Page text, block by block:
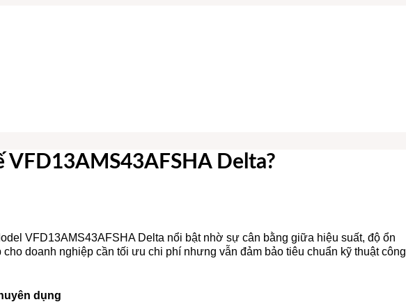
Delta?
VFD13AMS43AFSHA Delta nổi bật nhờ sự cân bằng giữa hiệu suất, độ ổn
doanh nghiệp cần tối ưu chi phí nhưng vẫn đảm bảo tiêu chuẩn kỹ thuật công
dụng